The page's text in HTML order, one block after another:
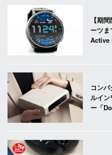
【期
ーツ
Active
コン
ルイ
ー「